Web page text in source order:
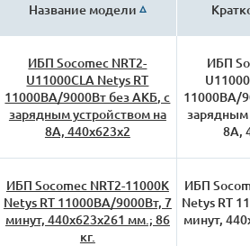
Название модели
ИБП Socomec NRT2-
U11000CLA Netys RT
11000ВА/9000Вт без АКБ, с
зарядным устройством на
8А, 440х623х2
ИБП
11000ВА/
зарядным
8А,
ИБП Socomec NRT2-11000K
Netys RT 11000ВА/9000Вт, 7
минут, 440х623х261 мм.; 86
кг.
ИБП
Netys RT
минут,